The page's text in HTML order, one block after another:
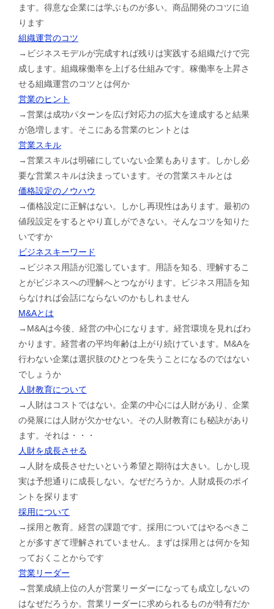
ます。得意な企業には学ぶものが多い。商品開発のコツに迫
ります
組織運営のコツ
→ビジネスモデルが完成すれば残りは実践する組織だけで完
成します。組織稼働率を上げる仕組みです。稼働率を上昇さ
せる組織運営のコツとは何か
営業のヒント
→営業は成功パターンを広げ対応力の拡大を達成すると結果
が急増します。そこにある営業のヒントとは
営業スキル
→営業スキルは明確にしていない企業もあります。しかし必
要な営業スキルは決まっています。その営業スキルとは
価格設定のノウハウ
→価格設定に正解はない。しかし再現性はあります。最初の
値段設定をするとやり直しができない。そんなコツを知りた
いですか
ビジネスキーワード
→ビジネス用語が氾濫しています。用語を知る、理解するこ
とがビジネスへの理解へとつながります。ビジネス用語を知
らなければ会話にならないのかもしれません
M&Aとは
→M&Aは今後、経営の中心になります。経営環境を見ればわ
かります。経営者の平均年齢は上がり続けています。M&Aを
行わない企業は選択肢のひとつを失うことになるのではない
でしょうか
人財教育について
→人財はコストではない。企業の中心には人財があり、企業
の発展には人財が欠かせない。その人財教育にも秘訣があり
ます。それは・・・
人財を成長させる
→人財を成長させたいという希望と期待は大きい。しかし現
実は予想通りに成長しない。なぜだろうか。人財成長のポイ
ントを探ります
採用について
→採用と教育。経営の課題です。採用についてはやるべきこ
とが多すぎて理解されていません。まずは採用とは何かを知
っておくことからです
営業リーダー
→営業成績上位の人が営業リーダーになっても成立しないの
はなぜだろうか。営業リーダーに求められるものが特有だか